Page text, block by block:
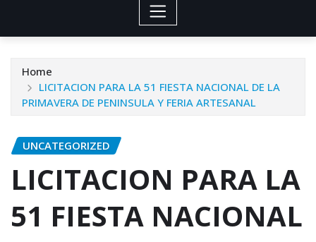
Home
LICITACION PARA LA 51 FIESTA NACIONAL DE LA
PRIMAVERA DE PENINSULA Y FERIA ARTESANAL
UNCATEGORIZED
LICITACION PARA LA
51 FIESTA NACIONAL